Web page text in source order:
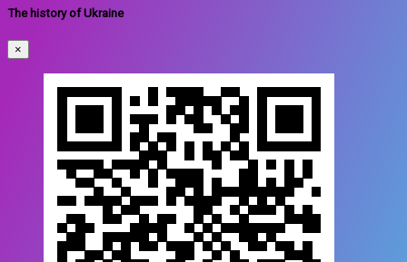
The history of Ukraine
×